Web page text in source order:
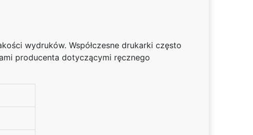
wydruków. Współczesne drukarki często
producenta dotyczącymi ręcznego